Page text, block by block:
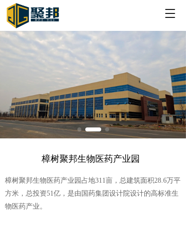
T
g
n
a
v
g
a
t
樟树聚邦生物医药产业园
樟树聚邦生物医药产业园占地311亩，总建筑面积28.6万平
方米，总投资51亿，是由国药集团设计院设计的高标准生
物医药产业。